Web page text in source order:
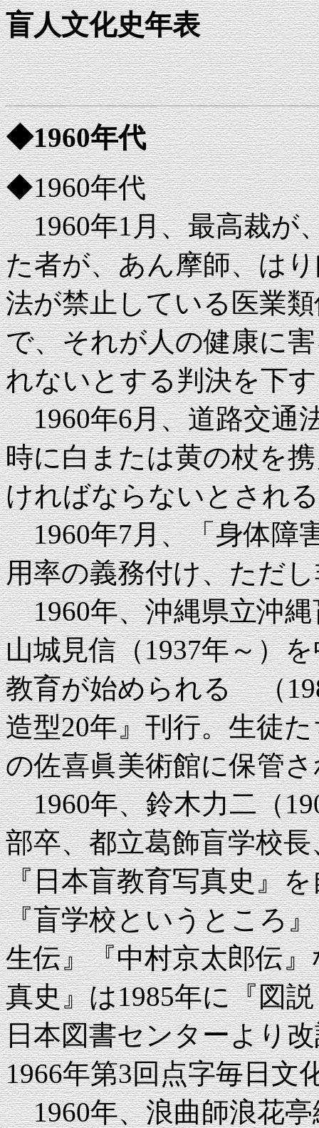
盲人文化史年表
◆1960年代
◆1960年代
1960年1月、最高裁が
た者が、あん摩師、は
法が禁止している医業
で、それが人の健康に
れないとする判決を下
1960年6月、道路交通
時に白または黄の杖を
ければならないとされ
1960年7月、「身体障
用率の義務付け、ただ
1960年、沖縄県立沖縄
山城見信（1937年～）
教育が始められる （
造型20年』刊行。生徒
の佐喜眞美術館に保管
1960年、鈴木力二（
部卒、都立葛飾盲学校
『日本盲教育写真史』
『盲学校というところ
生伝』『中村京太郎伝
真史』は1985年に『図
日本図書センターより
1966年第3回点字毎日文
1960年、浪曲師浪花亭